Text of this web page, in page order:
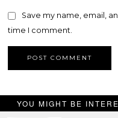
Save my name, email,
time I comment.
YOU MIGHT BE